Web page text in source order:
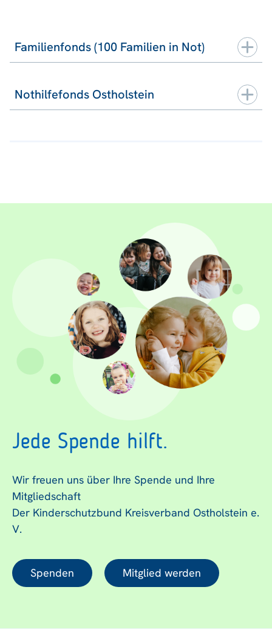
Familienfonds (100 Familien in Not)
Nothilfefonds Ostholstein
Jede Spende hilft.
Wir freuen uns über Ihre Spende und Ihre
Mitgliedschaft
Der Kinderschutzbund Kreisverband Ostholstein e.
V.
Spenden Mitglied werden